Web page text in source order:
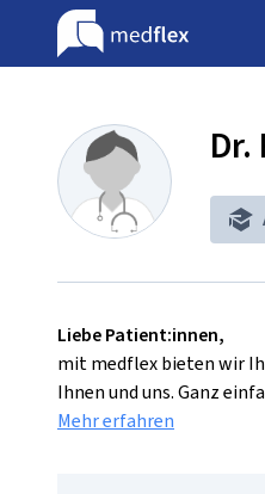
Liebe Patient:innen,
mit medflex bieten wir
Ihnen und uns. Ganz
Mehr erfahren